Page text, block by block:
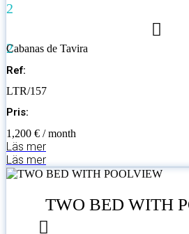
2
2
Cabanas de Tavira
Ref:
LTR/157
Pris:
1,200 € / month
Läs mer
Läs mer
TWO BED WITH